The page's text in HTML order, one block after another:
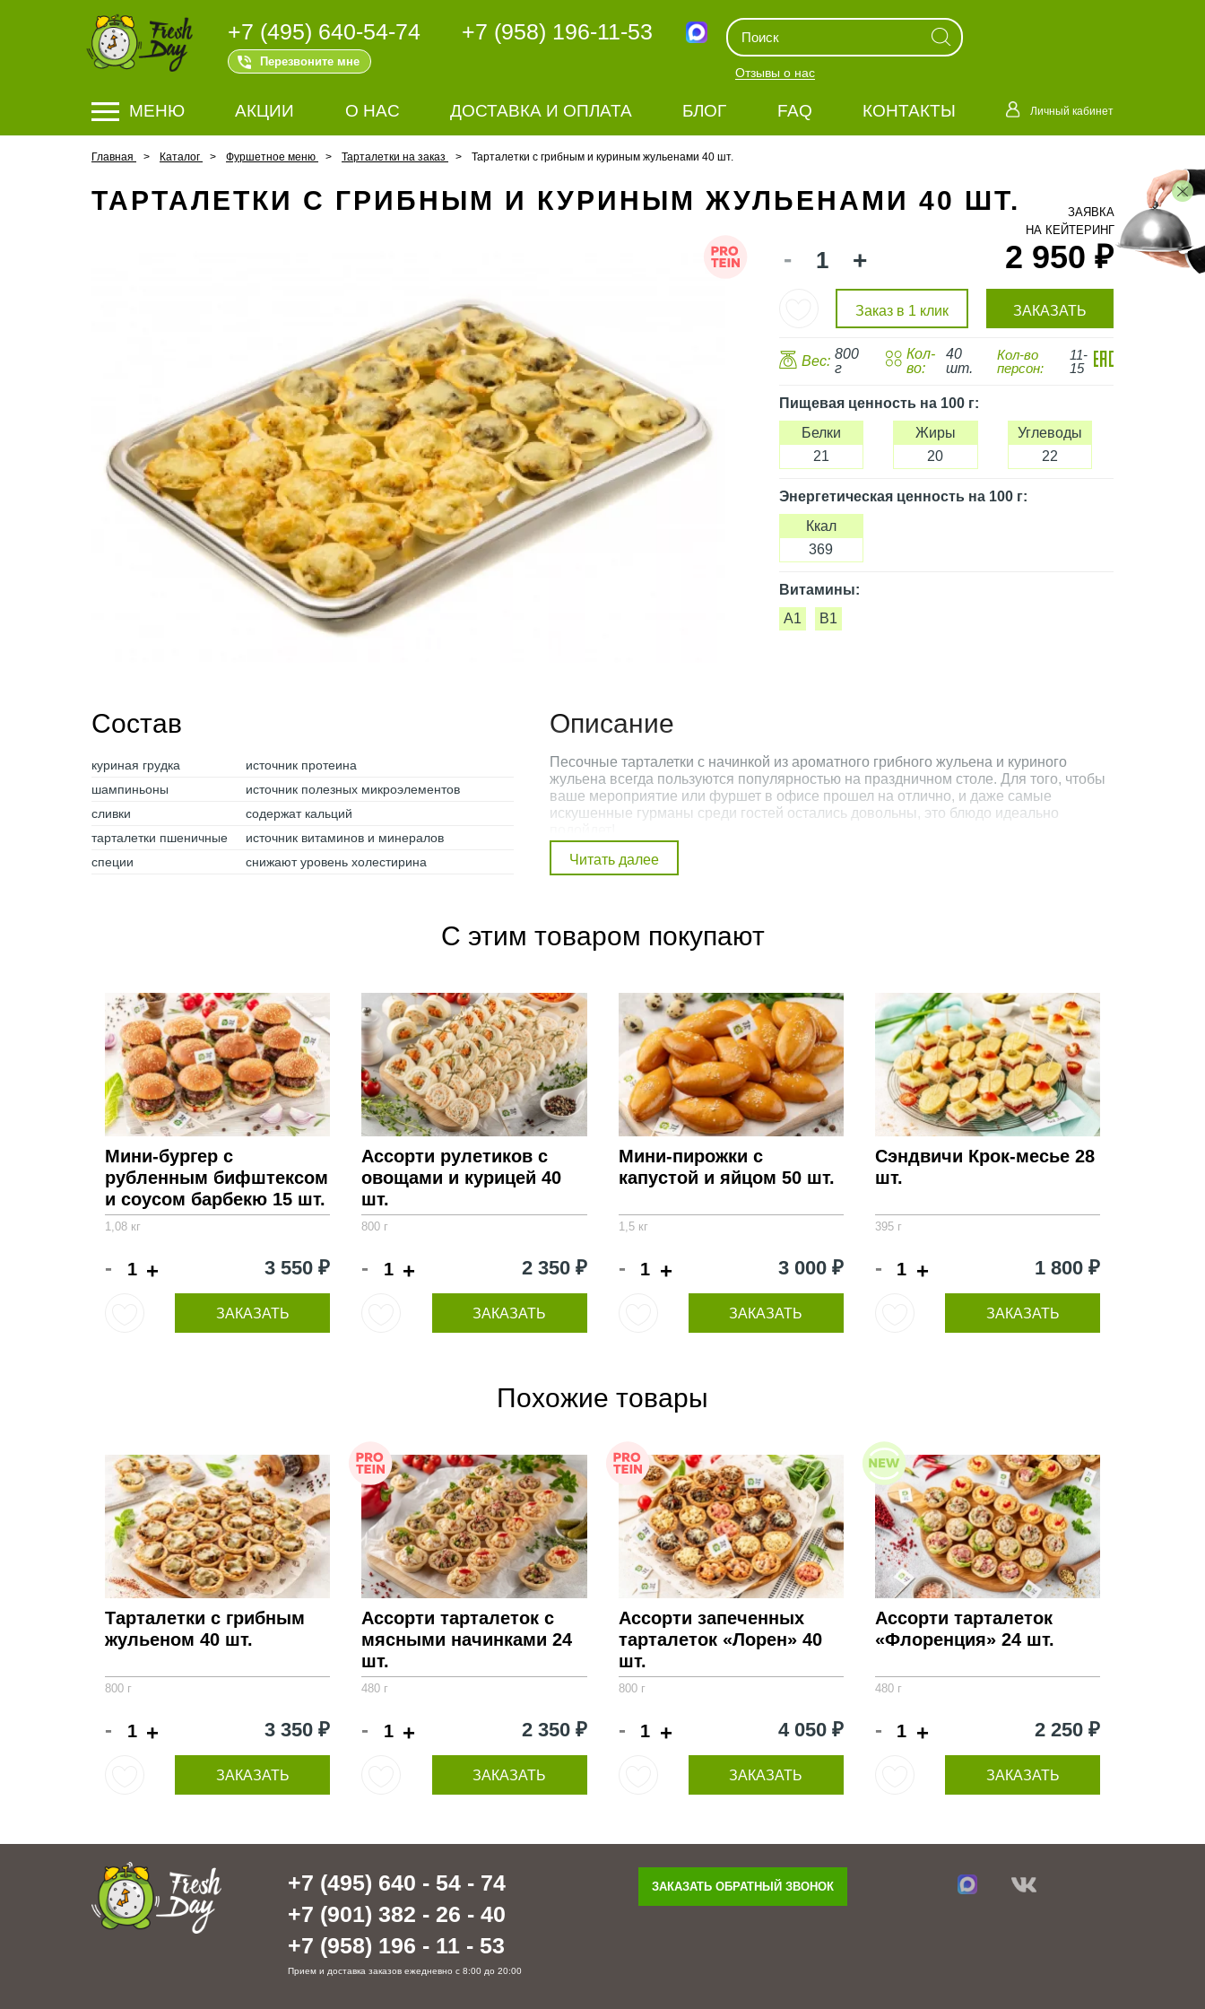
+7 (495) 640-54-74
Перезвоните мне
+7 (958) 196-11-53
Отзывы о нас
МЕНЮ АКЦИИ О НАС ДОСТАВКА И ОПЛАТА БЛОГ FAQ КОНТАКТЫ Личный кабинет
Главная Каталог Фуршетное меню Тарталетки на заказ Тарталетки с грибным и куриным жульенами 40 шт.
ТАРТАЛЕТКИ С ГРИБНЫМ И КУРИНЫМ ЖУЛЬЕНАМИ 40 ШТ.
- + 2 950 ₽
Заказ в 1 клик ЗАКАЗАТЬ
Вес: 800
г
Кол-
во:
40
шт.
Кол-во
персон:
11-
15
Пищевая ценностьна 100 г:
Белки
21
Жиры
20
Углеводы
22
Энергетическая ценностьна 100 г:
Ккал
369
Витамины:
A1
B1
Состав
куриная грудка
источник протеина
шампиньоны
источник полезных микроэлементов
сливки
содержат кальций
тарталетки пшеничные
источник витаминов и минералов
специи
снижают уровень холестирина
Описание
Песочные тарталетки с начинкой из ароматного грибного жульена и куриного
жульена всегда пользуются популярностью на праздничном столе. Для того, чтобы
ваше мероприятие или фуршет в офисе прошел на отлично, и даже самые
искушенные гурманы среди гостей остались довольны, это блюдо идеально
Внимание! Фото товара на сайте может отличаться от реального набора. Просим обратить внимание на
состав набора в описании для получения полной информации.
С этим товаром покупают
Мини-бургер с
рубленным бифштексом
и соусом барбекю 15 шт.
1,08 кг
- + 3 550 ₽
ЗАКАЗАТЬ
Ассорти рулетиков с
овощами и курицей 40
шт.
800 г
- + 2 350 ₽
ЗАКАЗАТЬ
Мини-пирожки с
капустой и яйцом 50 шт.
1,5 кг
- + 3 000 ₽
ЗАКАЗАТЬ
Сэндвичи Крок-месье 28
шт.
395 г
- + 1 800 ₽
ЗАКАЗАТЬ
Похожие товары
Тарталетки с грибным
жульеном 40 шт.
800 г
- + 3 350 ₽
ЗАКАЗАТЬ
Ассорти тарталеток с
мясными начинками 24
шт.
480 г
- + 2 350 ₽
ЗАКАЗАТЬ
Ассорти запеченных
тарталеток «Лорен» 40
шт.
800 г
- + 4 050 ₽
ЗАКАЗАТЬ
Ассорти тарталеток
«Флоренция» 24 шт.
480 г
- + 2 250 ₽
ЗАКАЗАТЬ
+7 (495) 640 - 54 - 74
+7 (901) 382 - 26 - 40
+7 (958) 196 - 11 - 53
Прием и доставка заказов ежедневно с 8:00 до 20:00
ЗАКАЗАТЬ ОБРАТНЫЙ ЗВОНОК
ЗАЯВКА
НА КЕЙТЕРИНГ